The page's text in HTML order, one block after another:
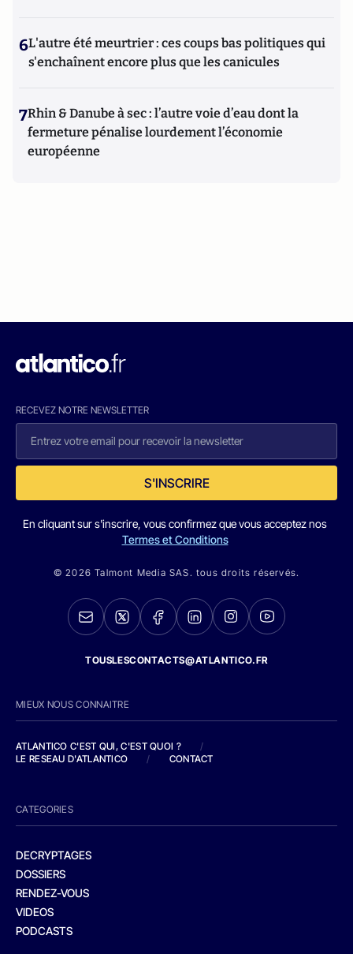
6L'autre été meurtrier : ces coups bas politiques qui
s'enchaînent encore plus que les canicules
7Rhin & Danube à sec : l’autre voie d’eau dont la
fermeture pénalise lourdement l’économie
européenne
RECEVEZ NOTRE NEWSLETTER
S'INSCRIRE
En cliquant sur s'inscrire, vous confirmez que vous acceptez nos
Termes et Conditions
© 2026 Talmont Media SAS. tous droits réservés.
TOUSLESCONTACTS@ATLANTICO.FR
MIEUX NOUS CONNAITRE
ATLANTICO C'EST QUI, C'EST QUOI ?
/
LE RESEAU D'ATLANTICO
/ CONTACT
CATEGORIES
DECRYPTAGES
DOSSIERS
RENDEZ-VOUS
VIDEOS
PODCASTS